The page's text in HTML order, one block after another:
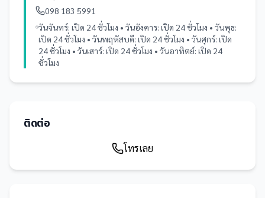
098 183 5991
วันจันทร์: เปิด 24 ชั่วโมง • วันอังคาร: เปิด 24 ชั่วโมง • วันพุธ:
เปิด 24 ชั่วโมง • วันพฤหัสบดี: เปิด 24 ชั่วโมง • วันศุกร์: เปิด
24 ชั่วโมง • วันเสาร์: เปิด 24 ชั่วโมง • วันอาทิตย์: เปิด 24
ชั่วโมง
ติดต่อ
โทรเลย